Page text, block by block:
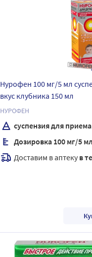
Нурофен 100 мг/5 мл
вкус клубника 150 мл
НУРОФЕН
суспензия для
Дозировка 100 мг/5 мл
Доставим в аптеку в